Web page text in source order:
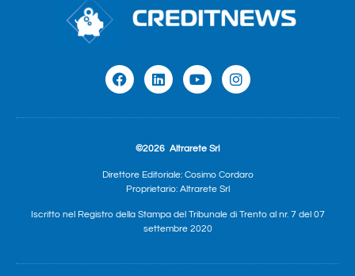
©2026 Altrarete Srl
Direttore Editoriale: Cosimo Cordaro
Proprietario: Altrarete Srl
Iscritto nel Registro della Stampa del Tribunale di Trento al nr. 7 del 07
settembre 2020